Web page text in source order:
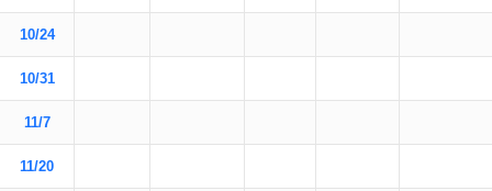
10/24
10/31
11/7
11/20